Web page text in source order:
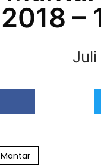
2018 –
Juli
Mantar